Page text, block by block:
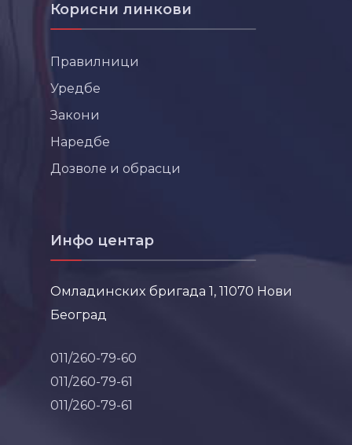
Корисни линкови
Правилници
Уредбе
Закони
Наредбе
Дозволе и обрасци
Инфо центар
Омладинских бригада 1, 11070 Нови
Београд
011/260-79-60
011/260-79-61
011/260-79-61